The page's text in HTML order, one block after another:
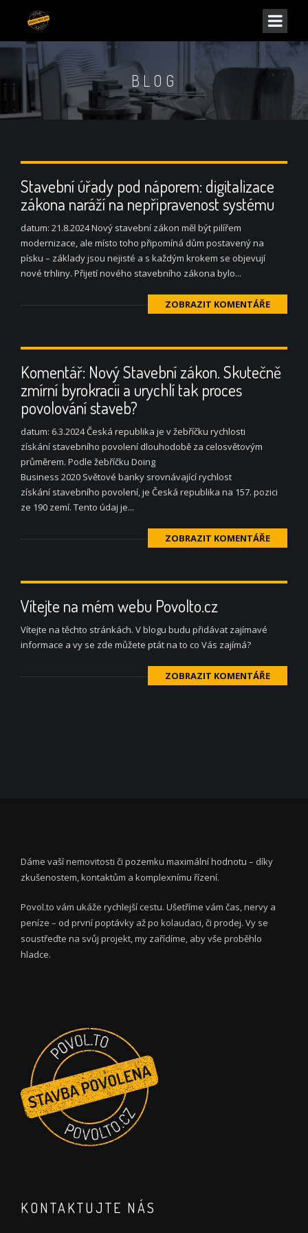
BLOG
Stavební úřady pod náporem: digitalizace
zákona naráží na nepřipravenost systému
datum: 21.8.2024 Nový stavební zákon měl být pilířem
modernizace, ale místo toho připomíná dům postavený na
písku – základy jsou nejisté a s každým krokem se objevují
nové trhliny. Přijetí nového stavebního zákona bylo...
ZOBRAZIT KOMENTÁŘE
Komentář: Nový Stavební zákon. Skutečně
zmírní byrokracii a urychlí tak proces
povolování staveb?
datum: 6.3.2024 Česká republika je v žebříčku rychlosti
získání stavebního povolení dlouhodobě za celosvětovým
průměrem. Podle žebříčku Doing
Business 2020 Světové banky srovnávající rychlost
získání stavebního povolení, je Česká republika na 157. pozici
ze 190 zemí. Tento údaj je...
ZOBRAZIT KOMENTÁŘE
Vítejte na mém webu Povolto.cz
Vítejte na těchto stránkách. V blogu budu přidávat zajímavé
informace a vy se zde můžete ptát na to co Vás zajímá?
ZOBRAZIT KOMENTÁŘE
Dáme vaší nemovitosti či pozemku maximální hodnotu – díky
zkušenostem, kontaktům a komplexnímu řízení.
Povol.to vám ukáže rychlejší cestu. Ušetříme vám čas, nervy a
peníze – od první poptávky až po kolaudaci, či prodej. Vy se
soustřeďte na svůj projekt, my zařídíme, aby vše proběhlo
hladce.
KONTAKTUJTE NÁS